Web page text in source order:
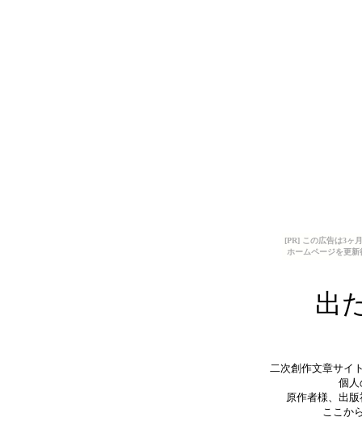
[PR] この広告は3ヶ
ホームページを更
出
二次創作文章サイ
個人
原作者様、出
ここか